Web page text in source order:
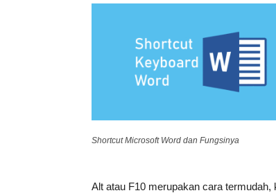
Shortcut Microsoft Word dan Fungsinya
Alt atau F10 merupakan cara